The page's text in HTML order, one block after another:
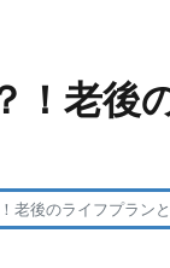
！老後
老後のライフプラン